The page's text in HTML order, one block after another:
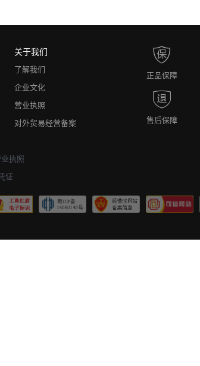
关于我们
了解我们
企业文化
营业执照
对外贸易经营备案
正品保障
售后保障
业执照
证